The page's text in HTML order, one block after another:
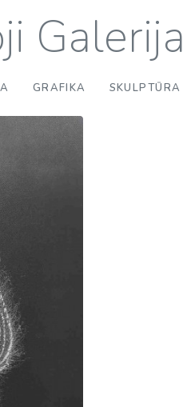
Galerija
GRAFIKA SKULPTŪRA